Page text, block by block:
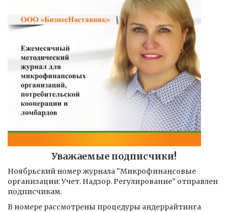
Уважаемые подписчики!
Ноябрьский номер журнала "Микрофинансовые
организации: Учет. Надзор. Регулирование" отправлен
подписчикам.
В номере рассмотрены процедуры андеррайтинга